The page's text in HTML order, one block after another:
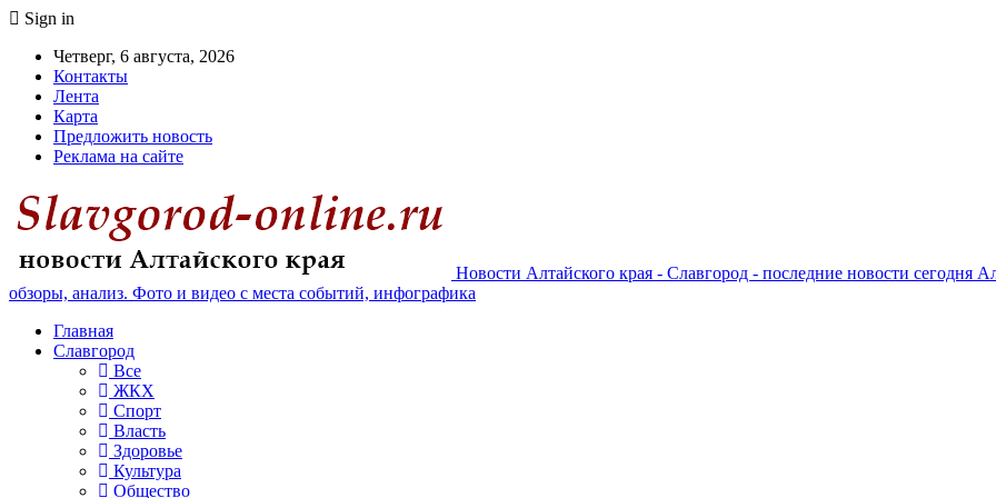
Sign in
Четверг, 6 августа, 2026
Контакты
Лента
Карта
Предложить новость
Реклама на сайте
Новости Алтайского края - Славгород - последние новости сегодня
обзоры, анализ. Фото и видео с места событий, инфографика
Главная
Славгород
Все
ЖКХ
Спорт
Власть
Здоровье
Культура
Общество